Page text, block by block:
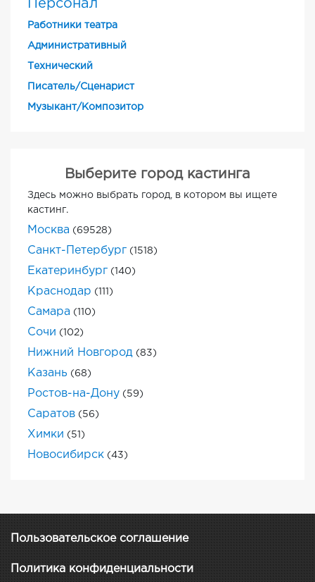
Персонал
Работники театра
Административный
Технический
Писатель/Сценарист
Музыкант/Композитор
Выберите город кастинга
Здесь можно выбрать город, в котором вы ищете
кастинг.
Москва (69528)
Санкт-Петербург (1518)
Екатеринбург (140)
Краснодар (111)
Самара (110)
Сочи (102)
Нижний Новгород (83)
Казань (68)
Ростов-на-Дону (59)
Саратов (56)
Химки (51)
Новосибирск (43)
Пользовательское соглашение
Политика конфиденциальности